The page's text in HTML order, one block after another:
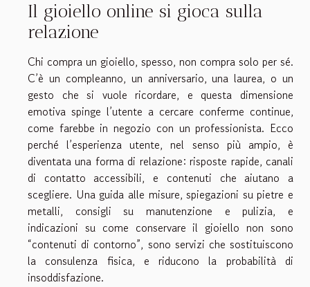
Il gioiello online si gioca sulla
relazione
Chi compra un gioiello, spesso, non compra solo per sé.
C’è un compleanno, un anniversario, una laurea, o un
gesto che si vuole ricordare, e questa dimensione
emotiva spinge l’utente a cercare conferme continue,
come farebbe in negozio con un professionista. Ecco
perché l’esperienza utente, nel senso più ampio, è
diventata una forma di relazione: risposte rapide, canali
di contatto accessibili, e contenuti che aiutano a
scegliere. Una guida alle misure, spiegazioni su pietre e
metalli, consigli su manutenzione e pulizia, e
indicazioni su come conservare il gioiello non sono
“contenuti di contorno”, sono servizi che sostituiscono
la consulenza fisica, e riducono la probabilità di
insoddisfazione.